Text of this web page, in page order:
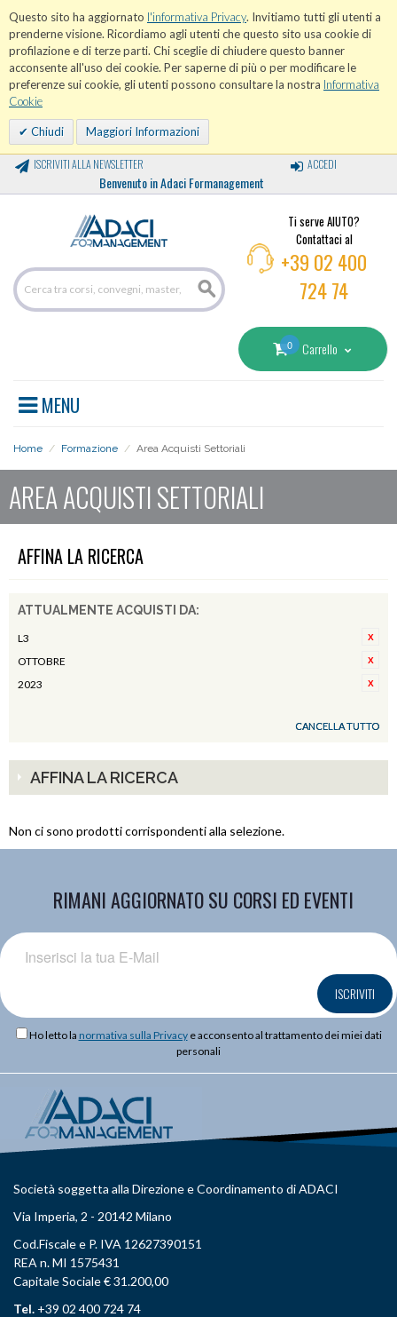
Questo sito ha aggiornato l'informativa Privacy. Invitiamo tutti gli utenti a
prenderne visione. Ricordiamo agli utenti che questo sito usa cookie di
profilazione e di terze parti. Chi sceglie di chiudere questo banner
acconsente all'uso dei cookie. Per saperne di più o per modificare le
preferenze sui cookie, gli utenti possono consultare la nostra Informativa
Cookie
Chiudi Maggiori Informazioni
ISCRIVITI ALLA NEWSLETTER
Benvenuto in Adaci Formanagement
ACCEDI
Ti serve AIUTO?
Contattaci al
+39 02 400
724 74
0 Carrello
MENU
Home / Formazione / Area Acquisti Settoriali
AREA ACQUISTI SETTORIALI
AFFINA LA RICERCA
ATTUALMENTE ACQUISTI DA:
L3
OTTOBRE
2023
CANCELLA TUTTO
AFFINA LA RICERCA
Non ci sono prodotti corrispondenti alla selezione.
RIMANI AGGIORNATO SU CORSI ED EVENTI
ISCRIVITI
Ho letto la normativa sulla Privacye acconsento al trattamento dei miei dati
personali
Società soggetta alla Direzione e Coordinamento di ADACI
Via Imperia, 2 - 20142 Milano
Cod.Fiscale e P. IVA 12627390151
REA n. MI 1575431
Capitale Sociale € 31.200,00
Tel. +39 02 400 724 74